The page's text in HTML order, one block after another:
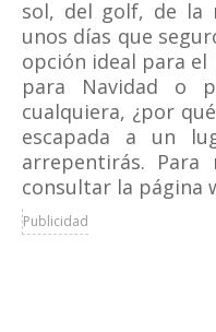
sol, del golf, de la
unos días que
opción ideal para el
para Navidad o
cualquiera, ¿por
escapada a un
arrepentirás. Para
consultar la página
Publicidad